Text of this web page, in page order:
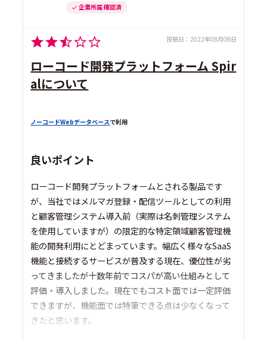
企業所属 確認済
投稿日： 2022年08月08日
ローコード開発プラットフォーム Spir
alについて
ノーコードWebデータベースで利用
良いポイント
ローコード開発プラットフォームとされる製品です
が、当社ではメルマガ登録・配信ツールとしての利用
と顧客管理システム導入前（実際は名刺管理システム
を使用していますが）の限定的な特定領域顧客管理機
能の開発利用にとどまっています。幅広く様々なSaaS
機能と接続するサービスが普及する現在、優位性が劣
ってきましたが十数年前でコスパが高い仕組みとして
評価・導入しました。現在でもコスト面では一定評価
できますが、機能面では特筆できる点は少なくなって
きたと思います。